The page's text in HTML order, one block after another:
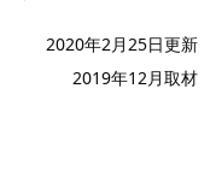
2020年2月25日更新
2019年12月取材